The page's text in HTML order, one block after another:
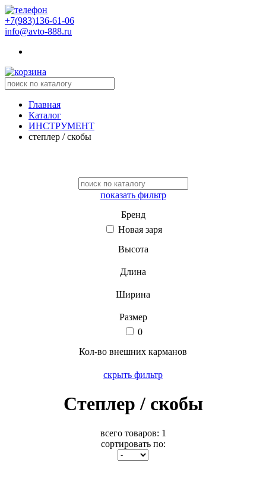
+7(983)136-61-06
info@avto-888.ru
Главная
Каталог
ИНСТРУМЕНТ
степлер / скобы
показать фильтр
Бренд
Новая заря
Высота
Длина
Ширина
Размер
0
Кол-во внешних карманов
скрыть фильтр
Степлер / скобы
всего товаров: 1
сортировать по: